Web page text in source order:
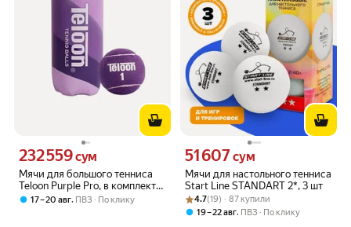
Мячи для большого тенниса
Teloon Purple Pro, в комплекте
2 шт.
Цена 232559 сум вместо
232 559сум
17 – 20 авг, ПВЗ По клику
Мячи для настольного тенниса
Start Line STANDART 2*, 3 шт
Цена 51607 сум вместо
51 607сум
Рейтинг товара: 4.7 из 5
Оценок: (19) · 87 купили
4.7(19) · 87 купили
19 – 22 авг, ПВЗ По клику